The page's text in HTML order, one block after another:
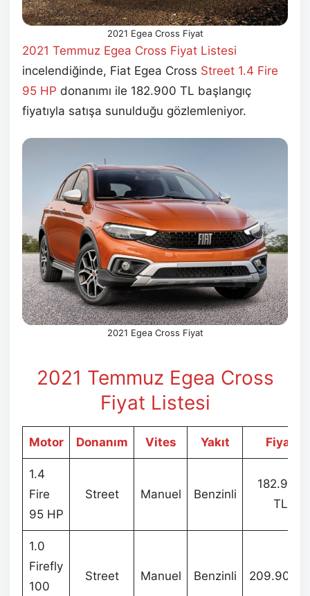
2021 Egea Cross Fiyat
2021 Temmuz Egea Cross Fiyat Listesi
incelendiğinde, Fiat Egea Cross Street 1.4 Fire
95 HP donanımı ile 182.900 TL başlangıç
fiyatıyla satışa sunulduğu gözlemleniyor.
2021 Egea Cross Fiyat
2021 Temmuz Egea Cross
Fiyat Listesi
Motor Donanım Vites Yakıt Fiyat
1.4
Fire
95 HP
Street Manuel Benzinli
182.900
TL
1.0
Firefly
100
Street Manuel Benzinli